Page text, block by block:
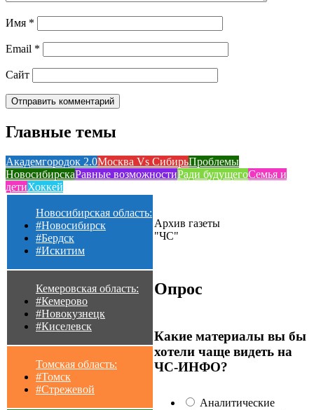
Имя *
Email *
Сайт
Главные темы
Академгородок 2.0Москва Vs СибирьПроблемы
НовосибирскаРавные возможностиРади будущегоСемья и
детиХоккей
Новосибирская область:
#Новосибирск
#Бердск
#Искитим
Кемеровская область:
#Кемерово
#Новокузнецк
#Киселевск
Томская область:
#Томск
#Стрежевой
Архив газеты
"ЧС"
Опрос
Какие материалы вы бы
хотели чаще видеть на
ЧС-ИНФО?
Аналитические